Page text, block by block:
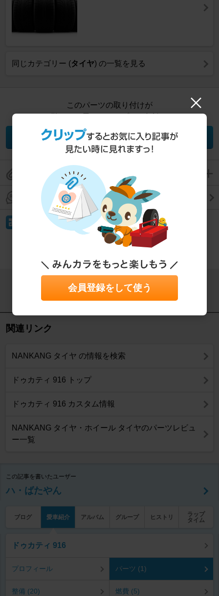
同じカテゴリー (タイヤ) の一覧を見る
このパーツの取り付けが
パーツ取り付け相談
このパーツレビューをクリップして保存
このパーツレビューのコメントを見る
もっと見る
この記事をシェアする
関連リンク
NANKANG タイヤ の情報を検索
ドゥカティ 916 トップ
ドゥカティ 916 カスタム情報
NANKANG タイヤ・ホイール タイヤのパーツレビュ
ー一覧
この記事を書いたユーザー
ハ・ばたやん
ブログ 愛車紹介 アルバム グループ ヒストリ
ラップ
タイム
ドゥカティ 916
プロフィール パーツ (1)
整備 (20) 燃費 (5)
会員登録をして使う